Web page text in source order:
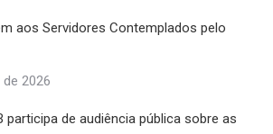
aos Servidores Contemplados pelo
2026
participa de audiência pública sobre as